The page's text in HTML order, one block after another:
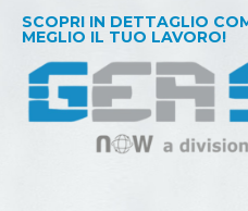
SCOPRI IN DETTAGLIO
MEGLIO IL TUO LAVORO!